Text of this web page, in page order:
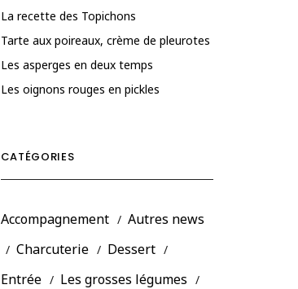
La recette des Topichons
Tarte aux poireaux, crème de pleurotes
Les asperges en deux temps
Les oignons rouges en pickles
CATÉGORIES
Accompagnement
Autres news
Charcuterie
Dessert
Entrée
Les grosses légumes